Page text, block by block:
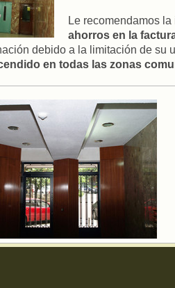
Le recomendamos
ahorros en la
debido a la limitación de su
en todas las zonas